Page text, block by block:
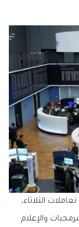
الثلاثاء،
والإعلام